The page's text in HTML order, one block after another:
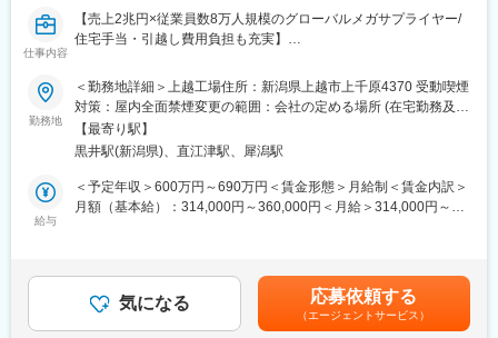
向けた要素開発業務を担当して貰います。
■期待される役割・責任：
スタッフと共に仕事を進めていただき活躍していただく予定で
す。
業務内容や必要なスキルを習得していただきます。
Astemoは独立系グローバルサプライヤーの為、世界中の完成車メ
ーカーが顧客であり、国内だけでなく海外のメンバーと連携し、
り、常に最先端技術の開発に触れる機会があります。
趣味領域から生活密着したバイクまで幅広いエンドユーザーへ安
心・安全を提供できる喜びと誇りを感じ、やりがいとする事が出
仕事内容
【売上2兆円×従業員数8万人規模のグローバルメガサプライヤー/
住宅手当・引越し費用負担も充実】
■住宅関連手当について
UIターン歓迎！新潟県内でも上越市から離れた地域に住む方(通勤
時間が1時間30分を超過する場合)は以下適用します。
・引越しにかかる実費を会社負担
・住宅手当（月2~3万円支給）もしくは借り上げ寮・借り上げ社
宅（1.6～3万円自己負担）
立上げ、加工要素開発業務
・工程設計：製造原価計算、工程設計計画書作成、設備見積、設
勤務地
＜勤務地詳細＞上越工場住所：新潟県上越市上千原4370 受動喫煙
対策：屋内全面禁煙変更の範囲：会社の定める場所 (在宅勤務及び
サテライトオフィス勤務制度に定める就業場所を含む)
【最寄り駅】
黒井駅(新潟県)、直江津駅、犀潟駅
給与
＜予定年収＞600万円～690万円＜賃金形態＞月給制＜賃金内訳＞
月額（基本給）：314,000円～360,000円＜月給＞314,000円～
気になる 応募依頼する
（エージェントサービス）